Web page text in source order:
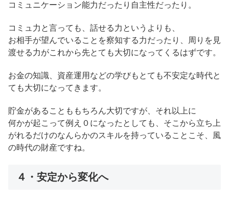
コミュニケーション能力だったり自主性だったり。
コミュ力と言っても、話せる力というよりも、
お相手が望んでいることを察知する力だったり、周りを見
渡せる力がこれから先とても大切になってくるはずです。
お金の知識、資産運用などの学びもとても不安定な時代と
ても大切になってきます。
貯金があることももちろん大切ですが、それ以上に
何かが起こって例え０になったとしても、そこから立ち上
がれるだけのなんらかのスキルを持っていることこそ、風
の時代の財産ですね。
４・安定から変化へ